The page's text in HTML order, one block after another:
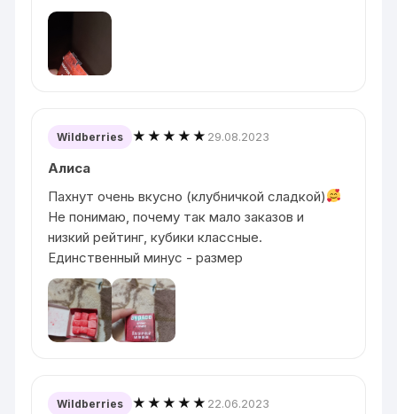
Wildberries ★★★★★ 29.08.2023
Алиса
Пахнут очень вкусно (клубничкой сладкой)
Не понимаю, почему так мало заказов и
низкий рейтинг, кубики классные.
Единственный минус - размер
Wildberries ★★★★★ 22.06.2023